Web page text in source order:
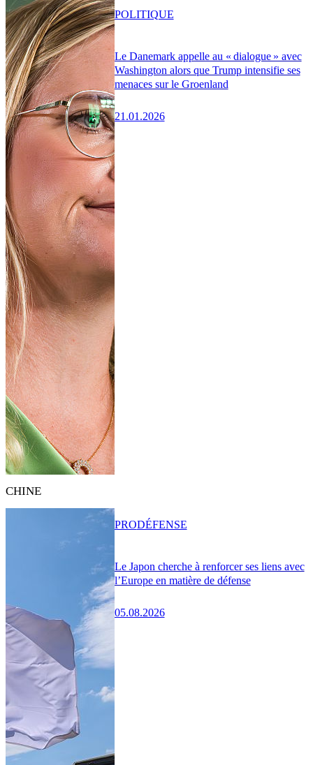
Le Danemark appelle au « dialogue » avec
Washington alors que Trump intensifie ses
menaces sur le Groenland
21.01.2026
POLITIQUE
CHINE
Le Japon cherche à renforcer ses liens avec
l’Europe en matière de défense
05.08.2026
PRODÉFENSE